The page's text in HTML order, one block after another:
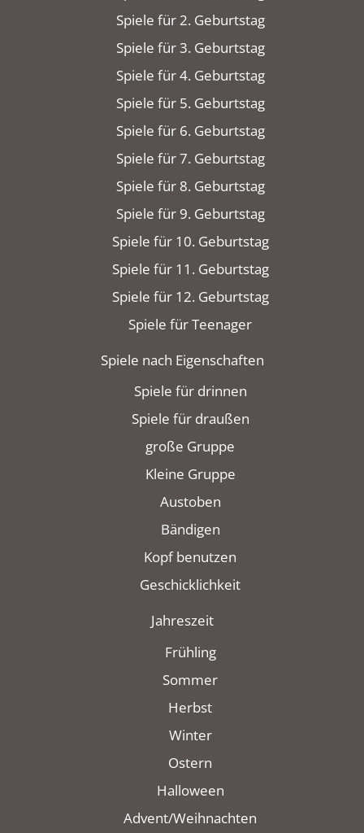
Spiele für 2. Geburtstag
Spiele für 3. Geburtstag
Spiele für 4. Geburtstag
Spiele für 5. Geburtstag
Spiele für 6. Geburtstag
Spiele für 7. Geburtstag
Spiele für 8. Geburtstag
Spiele für 9. Geburtstag
Spiele für 10. Geburtstag
Spiele für 11. Geburtstag
Spiele für 12. Geburtstag
Spiele für Teenager
Spiele nach Eigenschaften
Spiele für drinnen
Spiele für draußen
große Gruppe
Kleine Gruppe
Austoben
Bändigen
Kopf benutzen
Geschicklichkeit
Jahreszeit
Frühling
Sommer
Herbst
Winter
Ostern
Halloween
Advent/Weihnachten